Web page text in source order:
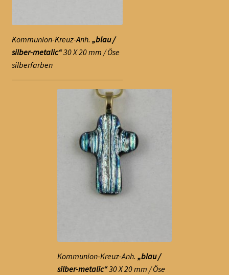
Kommunion-Kreuz-Anh. „blau /
silber-metalic“30 X 20 mm / Öse
silberfarben
Kommunion-Kreuz-Anh. „blau /
silber-metalic“30 X 20 mm / Öse